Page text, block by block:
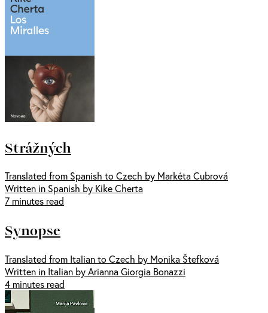
Strážných
Translated from Spanish to Czech by Markéta Cubrová
Written in Spanish by Kike Cherta
7 minutes read
Synopse
Translated from Italian to Czech by Monika Štefková
Written in Italian by Arianna Giorgia Bonazzi
4 minutes read